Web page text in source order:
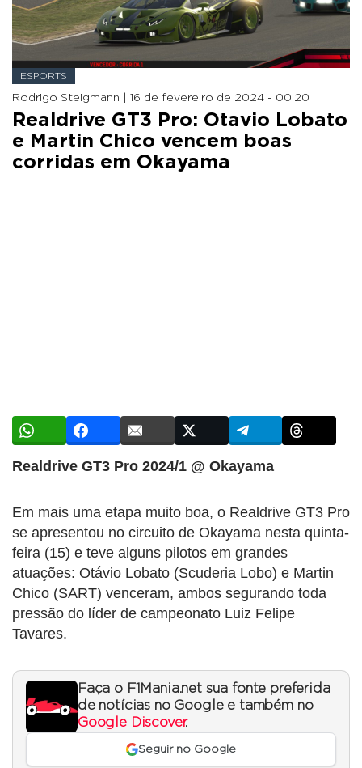
ESPORTS
Rodrigo Steigmann | 16 de fevereiro de 2024 - 00:20
Realdrive GT3 Pro: Otavio Lobato
e Martin Chico vencem boas
corridas em Okayama
Realdrive GT3 Pro 2024/1 @ Okayama
Em mais uma etapa muito boa, o Realdrive GT3 Pro
se apresentou no circuito de Okayama nesta quinta-
feira (15) e teve alguns pilotos em grandes
atuações: Otávio Lobato (Scuderia Lobo) e Martin
Chico (SART) venceram, ambos segurando toda
pressão do líder de campeonato Luiz Felipe
Tavares.
Faça o F1Mania.net sua fonte preferida
de notícias no Google e também no
Google Discover.
Seguir no Google